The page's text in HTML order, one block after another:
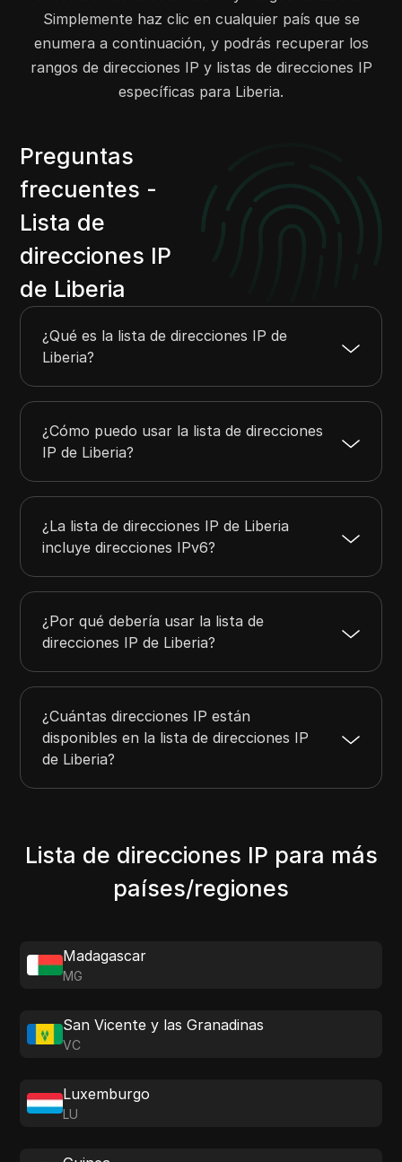
197.231.152.0
197.231.159.255
2048
197.231.220.0
197.231.223.255
1024
212.165.161.0
212.165.162.255 512
Simplemente haz clic en cualquier país que se
enumera a continuación, y podrás recuperar los
rangos de direcciones IP y listas de direcciones IP
específicas para Liberia.
Preguntas
frecuentes -
Lista de
direcciones IP
de Liberia
¿Qué es la lista de direcciones IP de
Liberia?
¿Cómo puedo usar la lista de direcciones
IP de Liberia?
¿La lista de direcciones IP de Liberia
incluye direcciones IPv6?
¿Por qué debería usar la lista de
direcciones IP de Liberia?
¿Cuántas direcciones IP están
disponibles en la lista de direcciones IP
de Liberia?
Lista de direcciones IP para más
países/regiones
Madagascar
MG
San Vicente y las Granadinas
VC
Luxemburgo
LU